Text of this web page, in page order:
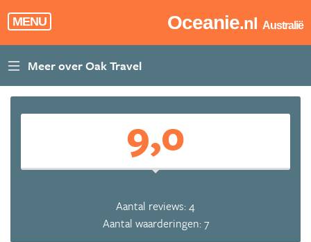
MENU Oceanie.nl Australië
9,0
Aantal reviews: 4
Aantal waarderingen: 7